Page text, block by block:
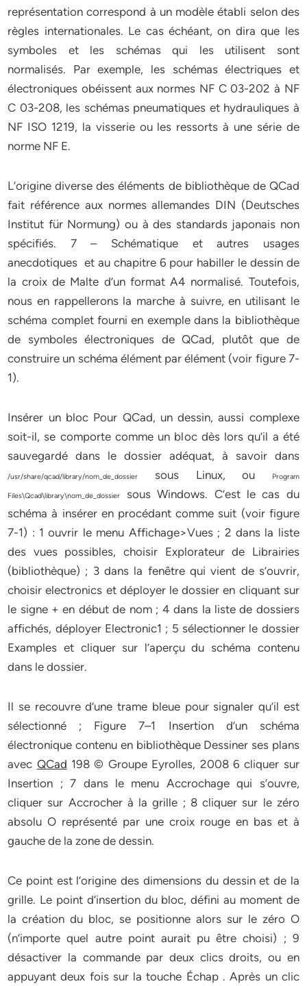
représentation correspond à un modèle établi selon des
règles internationales. Le cas échéant, on dira que les
symboles et les schémas qui les utilisent sont
normalisés. Par exemple, les schémas électriques et
électroniques obéissent aux normes NF C 03-202 à NF
C 03-208, les schémas pneumatiques et hydrauliques à
NF ISO 1219, la visserie ou les ressorts à une série de
norme NF E.
L’origine diverse des éléments de bibliothèque de QCad
fait référence aux normes allemandes DIN (Deutsches
Institut für Normung) ou à des standards japonais non
spécifiés. 7 – Schématique et autres usages
anecdotiques et au chapitre 6 pour habiller le dessin de
la croix de Malte d’un format A4 normalisé. Toutefois,
nous en rappellerons la marche à suivre, en utilisant le
schéma complet fourni en exemple dans la bibliothèque
de symboles électroniques de QCad, plutôt que de
construire un schéma élément par élément (voir figure 7-
1).
Insérer un bloc Pour QCad, un dessin, aussi complexe
soit-il, se comporte comme un bloc dès lors qu’il a été
sauvegardé dans le dossier adéquat, à savoir dans
/usr/share/qcad/library/nom_de_dossier sous Linux, ou Program
Files\Qcad\library\nom_de_dossier
sous Windows. C’est le cas du
schéma à insérer en procédant comme suit (voir figure
7-1) : 1 ouvrir le menu Affichage>Vues ; 2 dans la liste
des vues possibles, choisir Explorateur de Librairies
(bibliothèque) ; 3 dans la fenêtre qui vient de s’ouvrir,
choisir electronics et déployer le dossier en cliquant sur
le signe + en début de nom ; 4 dans la liste de dossiers
affichés, déployer Electronic1 ; 5 sélectionner le dossier
Examples et cliquer sur l’aperçu du schéma contenu
dans le dossier.
Il se recouvre d’une trame bleue pour signaler qu’il est
sélectionné ; Figure 7–1 Insertion d’un schéma
électronique contenu en bibliothèque Dessiner ses plans
avec QCad 198 © Groupe Eyrolles, 2008 6 cliquer sur
Insertion ; 7 dans le menu Accrochage qui s’ouvre,
cliquer sur Accrocher à la grille ; 8 cliquer sur le zéro
absolu O représenté par une croix rouge en bas et à
gauche de la zone de dessin.
Ce point est l’origine des dimensions du dessin et de la
grille. Le point d’insertion du bloc, défini au moment de
la création du bloc, se positionne alors sur le zéro O
(n’importe quel autre point aurait pu être choisi) ; 9
désactiver la commande par deux clics droits, ou en
appuyant deux fois sur la touche Échap . Après un clic